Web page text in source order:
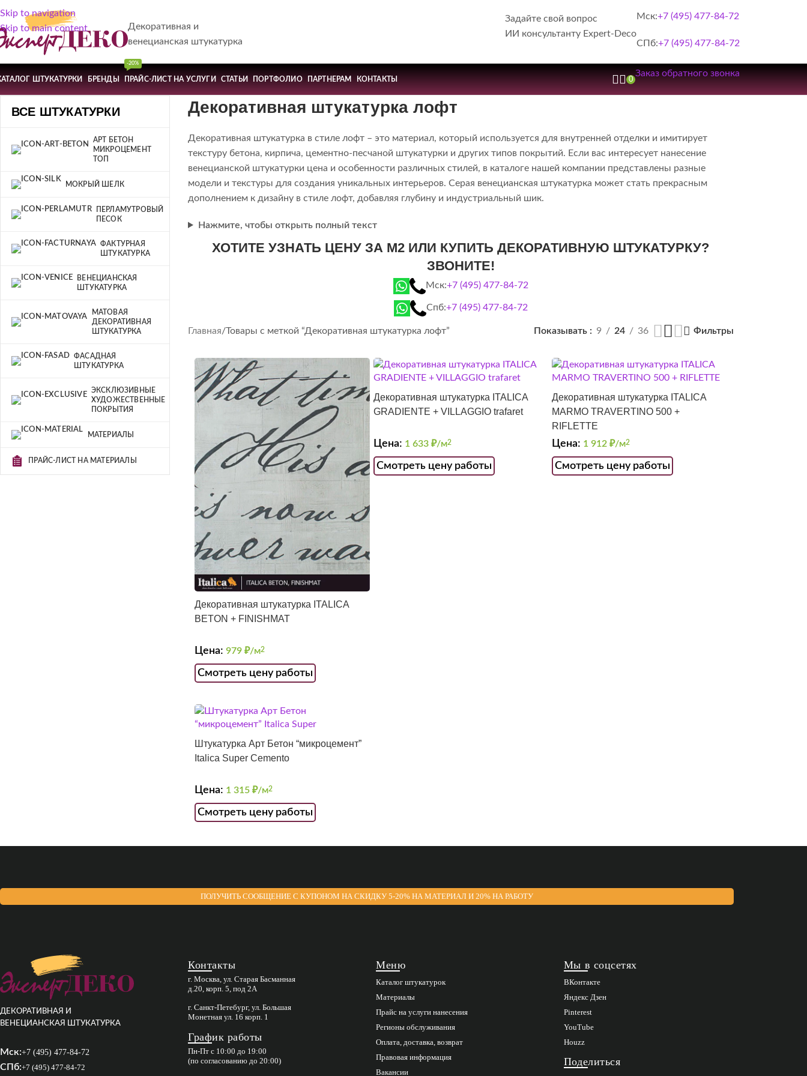
Skip to navigation
Skip to main content
Декоративная и
венецианская штукатурка
Задайте свой вопрос
ИИ консультанту Expert-Deco
Мск:+7 (495) 477-84-72
СПб:+7 (495) 477-84-72
ШТУКАТУРКИ БРЕНДЫ ПРАЙС-ЛИСТ НА УСЛУГИ
-20%
СТАТЬИ ПОРТФОЛИО ПАРТНЕРАМ КОНТАКТЫ 0
Заказ обратного звонка
ВСЕ ШТУКАТУРКИ
АРТ БЕТОН
МИКРОЦЕМЕНТ
ТОП
МОКРЫЙ ШЕЛК
ПЕРЛАМУТРОВЫЙ
ПЕСОК
ФАКТУРНАЯ
ШТУКАТУРКА
ВЕНЕЦИАНСКАЯ
ШТУКАТУРКА
МАТОВАЯ
ДЕКОРАТИВНАЯ
ШТУКАТУРКА
ФАСАДНАЯ
ШТУКАТУРКА
ЭКСКЛЮЗИВНЫЕ
ХУДОЖЕСТВЕННЫЕ
ПОКРЫТИЯ
МАТЕРИАЛЫ
ПРАЙС-ЛИСТ НА МАТЕРИАЛЫ
Декоративная штукатурка лофт
Декоративная штукатурка в стиле лофт – это материал, который используется для внутренней отделки и имитирует
текстуру бетона, кирпича, цементно-песчаной штукатурки и других типов покрытий. Если вас интересует нанесение
венецианской штукатурки цена и особенности различных стилей, в каталоге нашей компании представлены разные
модели и текстуры для создания уникальных интерьеров. Серая венецианская штукатурка может стать прекрасным
дополнением к дизайну в стиле лофт, добавляя глубину и индустриальный шик.
Нажмите, чтобы открыть полный текст
ХОТИТЕ УЗНАТЬ ЦЕНУ ЗА М2 ИЛИ КУПИТЬ ДЕКОРАТИВНУЮ ШТУКАТУРКУ?
ЗВОНИТЕ!
Мск:+7 (495) 477-84-72
Спб:+7 (495) 477-84-72
Главная Товары с меткой “Декоративная штукатурка лофт” Показывать 9 24 36 Фильтры
Декоративная штукатурка ITALICA
BETON + FINISHMAT
Цена: 979 ₽/м2
Смотреть цену работы
Декоративная штукатурка ITALICA
GRADIENTE + VILLAGGIO trafaret
Цена: 1 633 ₽/м2
Смотреть цену работы
Декоративная штукатурка ITALICA
MARMO TRAVERTINO 500 +
RIFLETTE
Цена: 1 912₽/м2
Смотреть цену работы
Штукатурка Арт Бетон “микроцемент”
Italica Super Cemento
Цена: 1 315 ₽/м2
Смотреть цену работы
ПОЛУЧИТЬ СООБЩЕНИЕ С КУПОНОМ НА СКИДКУ 5-20% НА МАТЕРИАЛ И 20% НА РАБОТУ
ДЕКОРАТИВНАЯ И
ВЕНЕЦИАНСКАЯ ШТУКАТУРКА
Мск:+7 (495) 477-84-72
СПб:+7 (495) 477-84-72
Контакты
г. Москва, ул. Старая Басманная
д.20, корп. 5, под 2А
г. Санкт-Петебург, ул. Большая
Монетная ул. 16 корп. 1
График работы
Пн-Пт с 10:00 до 19:00
(по согласованию до 20:00)
Меню
Каталог штукатурок
Материалы
Прайс на услуги нанесения
Регионы обслуживания
Оплата, доставка, возврат
Правовая информация
Вакансии
Мы в соцсетях
ВКонтакте
Яндекс Дзен
Pinterest
YouTube
Houzz
Поделиться